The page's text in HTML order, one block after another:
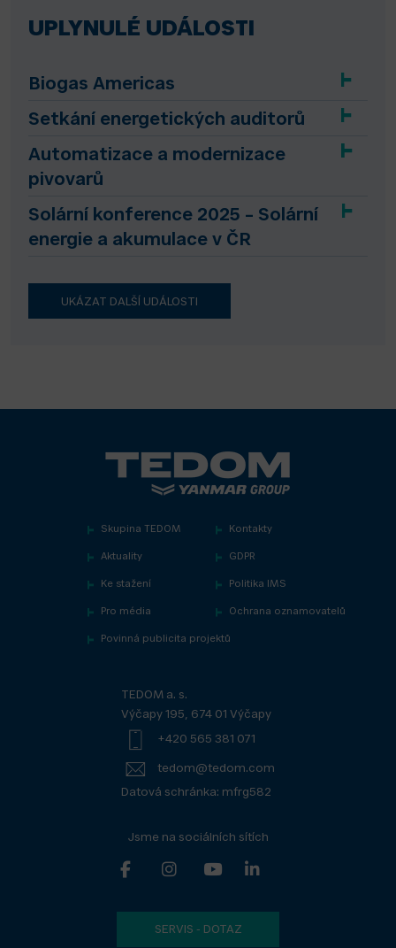
UPLYNULÉ UDÁLOSTI
Biogas Americas
Setkání energetických auditorů
Automatizace a modernizace
pivovarů
Solární konference 2025 – Solární
energie a akumulace v ČR
UKÁZAT DALŠÍ UDÁLOSTI
Skupina TEDOM Kontakty
Aktuality GDPR
Ke stažení Politika IMS
Pro média Ochrana oznamovatelů
Povinná publicita projektů
TEDOM a. s.
Výčapy 195, 674 01 Výčapy
+420 565 381 071
tedom@tedom.com
Datová schránka: mfrg582
Jsme na sociálních sítích
SERVIS - DOTAZ